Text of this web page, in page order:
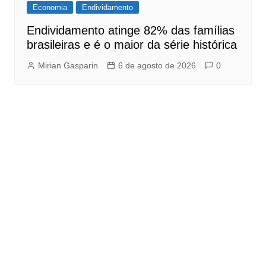
Economia Endividamento
Endividamento atinge 82% das famílias
brasileiras e é o maior da série histórica
Mirian Gasparin 6 de agosto de 2026 0